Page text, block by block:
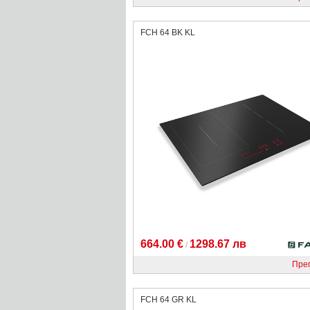
FCH 64 BK KL
664.00 € / 1298.67 лв
FCH 64 GR KL